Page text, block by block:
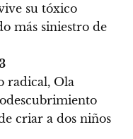
su tóxico
más siniestro de
radical, Ola
criar a dos niños